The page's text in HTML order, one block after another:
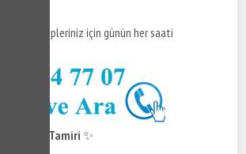
talepleriniz için günün her saati
Klozet Tamiri ✨